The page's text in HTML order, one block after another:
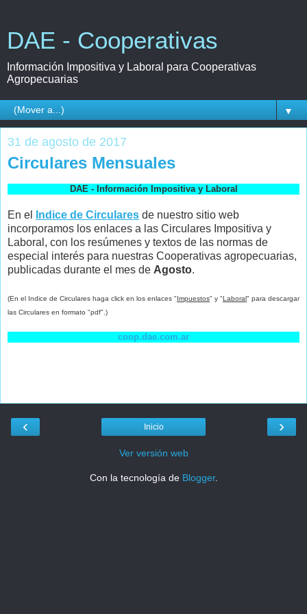
DAE - Cooperativas
Información Impositiva y Laboral para Cooperativas
Agropecuarias
▼
31 de agosto de 2017
Circulares Mensuales
DAE - Información Impositiva y Laboral
En el Indice de Circulares de nuestro sitio web
incorporamos los enlaces a las Circulares Impositiva y
Laboral, con los resúmenes y textos de las normas de
especial interés para nuestras Cooperativas agropecuarias,
publicadas durante el mes de Agosto.
(En el Indice de Circulares haga click en los enlaces "Impuestos" y "Laboral" para descargar
las Circulares en formato "pdf".)
coop.dae.com.ar
‹ ›
Inicio
Ver versión web
Con la tecnología de Blogger.